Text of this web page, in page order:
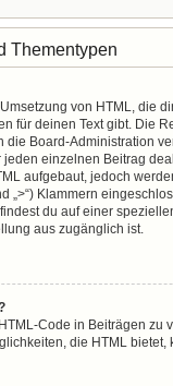
Thementypen
von HTML, die
für deinen Text gibt. Die
die Board-Administration
einzelnen Beitrag
aufgebaut, jedoch
„>“) Klammern
du auf einer
aus zugänglich ist.
Code in Beiträgen zu
die HTML bietet,